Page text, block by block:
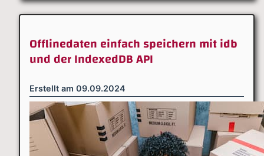
Offlinedaten einfach speichern mit idb
und der IndexedDB API
Erstellt am 09.09.2024